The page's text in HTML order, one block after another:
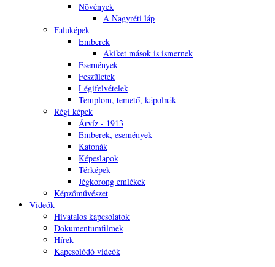
Növények
A Nagyréti láp
Faluképek
Emberek
Akiket mások is ismernek
Események
Feszületek
Légifelvételek
Templom, temető, kápolnák
Régi képek
Árvíz - 1913
Emberek, események
Katonák
Képeslapok
Térképek
Jégkorong emlékek
Képzőművészet
Videók
Hivatalos kapcsolatok
Dokumentumfilmek
Hírek
Kapcsolódó videók